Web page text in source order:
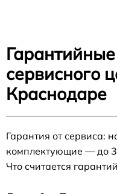
сервисного
Краснодаре
Гарантия от сервиса:
комплектующие — до 3
Что считается